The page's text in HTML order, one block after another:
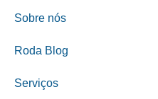
Sobre nós
Roda Blog
Serviços